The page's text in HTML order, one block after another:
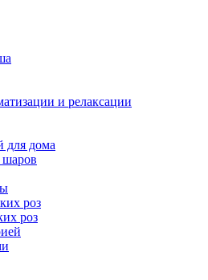
и релаксации
для дома
шаров
роз
роз